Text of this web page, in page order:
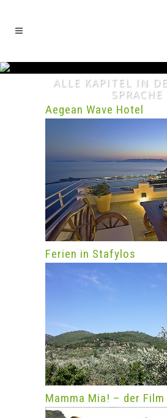
ALLE KAPITEL IN
SPRACHE
Aegean Wave Hotel
Ferien in Stafylos
Mamma Mia! – der Film